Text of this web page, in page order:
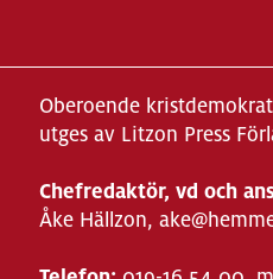
Oberoende
utges av Litzon Press
Chefredaktör, vd och
Åke Hällzon,